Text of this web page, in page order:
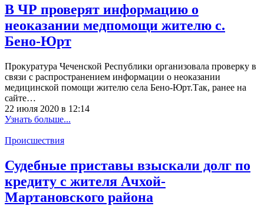
В ЧР проверят информацию о
неоказании медпомощи жителю с.
Бено-Юрт
Прокуратура Чеченской Республики организовала проверку в
связи с распространением информации о неоказании
медицинской помощи жителю села Бено-Юрт.Так, ранее на
сайте…
22 июля 2020 в 12:14
Узнать больше...
Происшествия
Судебные приставы взыскали долг по
кредиту с жителя Ачхой-
Мартановского района